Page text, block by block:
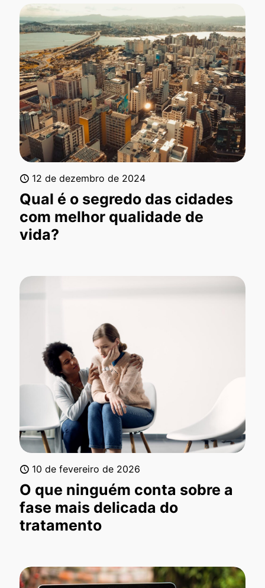
12 de dezembro de 2024
Qual é o segredo das cidades
com melhor qualidade de
vida?
10 de fevereiro de 2026
O que ninguém conta sobre a
fase mais delicada do
tratamento